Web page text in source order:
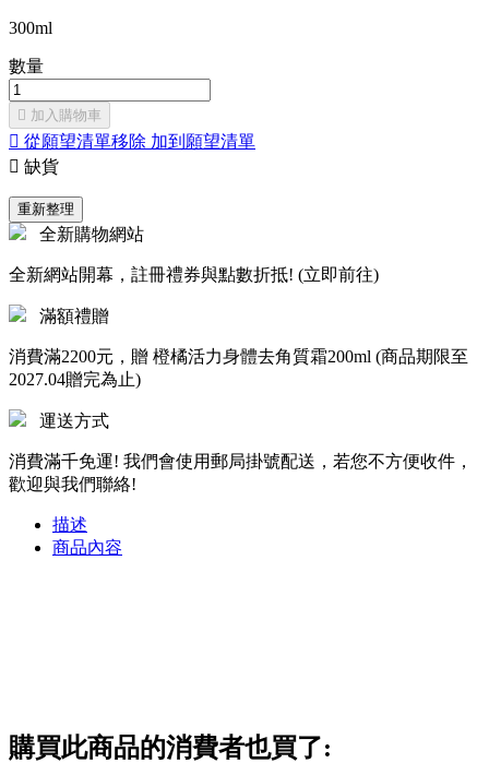
300ml
數量
 加入購物車
 從願望清單移除 加到願望清單
 缺貨
全新購物網站
全新網站開幕，註冊禮券與點數折抵! (立即前往)
滿額禮贈
消費滿2200元，贈 橙橘活力身體去角質霜200ml (商品期限至
2027.04贈完為止)
運送方式
消費滿千免運! 我們會使用郵局掛號配送，若您不方便收件，
歡迎與我們聯絡!
描述
商品內容
購買此商品的消費者也買了: